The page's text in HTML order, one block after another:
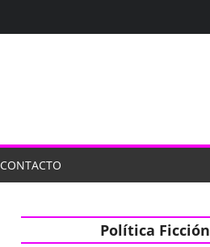
CONTACTO
Política Ficción